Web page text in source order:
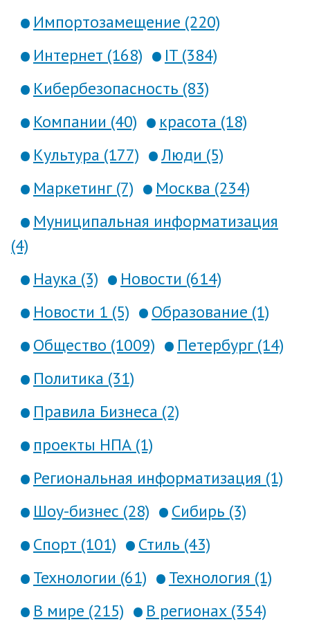
Импортозамещение (220)
Интернет (168)
IT (384)
Кибербезопасность (83)
Компании (40)
красота (18)
Культура (177)
Люди (5)
Маркетинг (7)
Москва (234)
Муниципальная информатизация
(4)
Наука (3)
Новости (614)
Новости 1 (5)
Образование (1)
Общество (1009)
Петербург (14)
Политика (31)
Правила Бизнеса (2)
проекты НПА (1)
Региональная информатизация (1)
Шоу-бизнес (28)
Сибирь (3)
Спорт (101)
Стиль (43)
Технологии (61)
Технология (1)
В мире (215)
В регионах (354)